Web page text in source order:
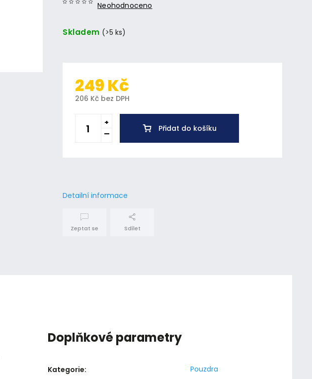
Neohodnoceno
Skladem (>5 ks)
249 Kč
206 Kč bez DPH
Přidat do košíku
Detailní informace
Zeptat se Sdílet
Doplňkové parametry
Kategorie:
Pouzdra